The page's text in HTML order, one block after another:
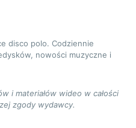
disco polo. Codziennie
nowości muzyczne i
i materiałów wideo w całości
zgody wydawcy.